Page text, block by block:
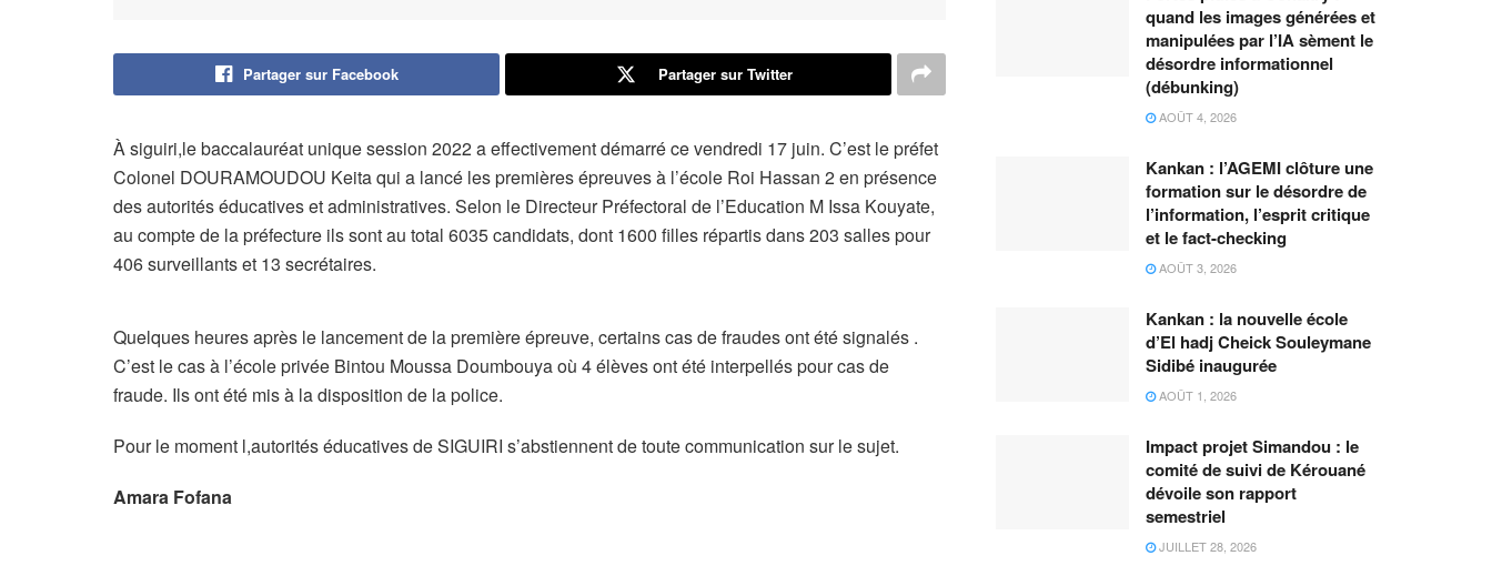
Partager sur Facebook Partager sur Twitter
À siguiri,le baccalauréat unique session 2022 a effectivement démarré ce vendredi 17 juin. C’est le préfet
Colonel DOURAMOUDOU Keita qui a lancé les premières épreuves à l’école Roi Hassan 2 en présence
des autorités éducatives et administratives. Selon le Directeur Préfectoral de l’Education M Issa Kouyate,
au compte de la préfecture ils sont au total 6035 candidats, dont 1600 filles répartis dans 203 salles pour
406 surveillants et 13 secrétaires.
Quelques heures après le lancement de la première épreuve, certains cas de fraudes ont été signalés .
C’est le cas à l’école privée Bintou Moussa Doumbouya où 4 élèves ont été interpellés pour cas de
fraude. Ils ont été mis à la disposition de la police.
Pour le moment l,autorités éducatives de SIGUIRI s’abstiennent de toute communication sur le sujet.
Amara Fofana
quand les images générées et
manipulées par l’IA sèment le
désordre informationnel
(débunking)
AOÛT 4, 2026
Kankan : l’AGEMI clôture une
formation sur le désordre de
l’information, l’esprit critique
et le fact-checking
AOÛT 3, 2026
Kankan : la nouvelle école
d’El hadj Cheick Souleymane
Sidibé inaugurée
AOÛT 1, 2026
Impact projet Simandou : le
comité de suivi de Kérouané
dévoile son rapport
semestriel
JUILLET 28, 2026